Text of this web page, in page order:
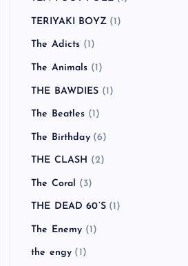
TERIYAKI BOYZ(1)
The Adicts (1)
The Animals (1)
THE BAWDIES (1)
The Beatles (1)
The Birthday(6)
THE CLASH (2)
The Coral (3)
THE DEAD 60’S(1)
The Enemy (1)
the engy (1)